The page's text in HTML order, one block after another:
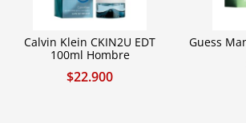
Calvin Klein CKIN2U EDT
100ml Hombre
$22.900
Guess